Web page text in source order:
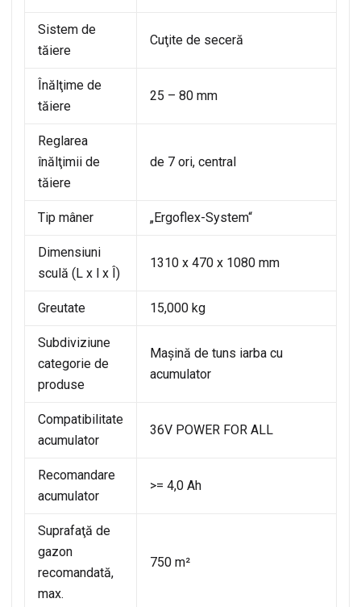
Sistem de
tăiere
Cuţite de seceră
Înălţime de
tăiere
25 – 80 mm
Reglarea
înălţimii de
tăiere
de 7 ori, central
Tip mâner „Ergoflex-System“
Dimensiuni
sculă (L x l x Î)
1310 x 470 x 1080 mm
Greutate 15,000 kg
Subdiviziune
categorie de
produse
Maşină de tuns iarba cu
acumulator
Compatibilitate
acumulator
36V POWER FOR ALL
Recomandare
acumulator
>= 4,0 Ah
Suprafaţă de
gazon
recomandată,
max.
750 m²